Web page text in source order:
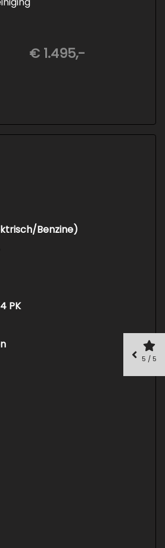
€ 1.495,-
Benzine)
PK
5 / 5